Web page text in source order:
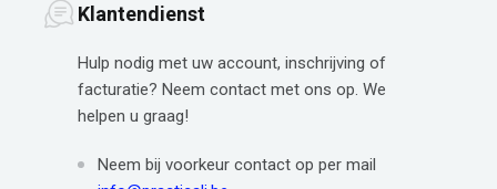
Klantendienst
Hulp nodig met uw account, inschrijving of
facturatie? Neem contact met ons op. We
helpen u graag!
Neem bij voorkeur contact op per mail